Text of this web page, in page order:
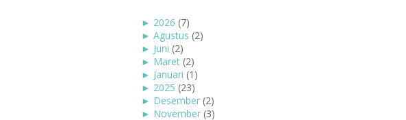
► 2026 (7)
► Agustus (2)
► Juni (2)
► Maret (2)
► Januari (1)
► 2025 (23)
► Desember (2)
► November (3)